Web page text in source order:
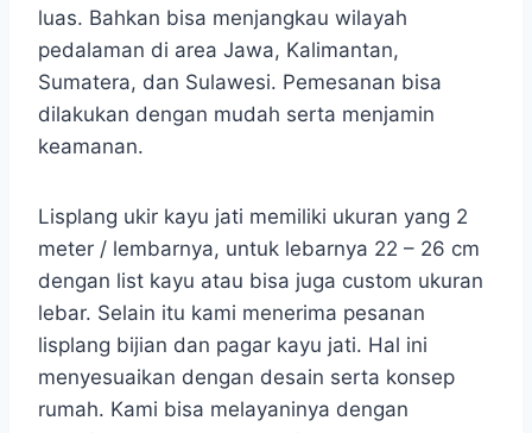
luas. Bahkan bisa menjangkau wilayah
pedalaman di area Jawa, Kalimantan,
Sumatera, dan Sulawesi. Pemesanan bisa
dilakukan dengan mudah serta menjamin
keamanan.
Lisplang ukir kayu jati memiliki ukuran yang 2
meter / lembarnya, untuk lebarnya 22 – 26 cm
dengan list kayu atau bisa juga custom ukuran
lebar. Selain itu kami menerima pesanan
lisplang bijian dan pagar kayu jati. Hal ini
menyesuaikan dengan desain serta konsep
rumah. Kami bisa melayaninya dengan